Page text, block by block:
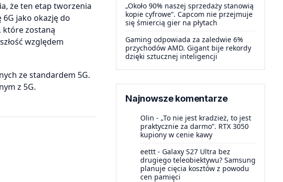
że ten etap tworzenia
jako okazję do
które zostaną
względem
ze standardem 5G.
z 5G.
„Około 90% naszej sprzedaży stanowią
kopie cyfrowe”. Capcom nie przejmuje
się śmiercią gier na płytach
Gaming odpowiada za zaledwie 6%
przychodów AMD. Gigant bije rekordy
dzięki sztucznej inteligencji
Najnowsze komentarze
Olin - „To nie jest kradzież, to jest
praktycznie za darmo”. RTX 3050
kupiony w cenie kawy
eettt - Galaxy S27 Ultra bez
drugiego teleobiektywu? Samsung
planuje cięcia kosztów z powodu
cen pamięci